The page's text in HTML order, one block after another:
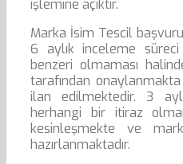
işlemine açıktır.
Marka İsim Tescil
6 aylık inceleme süreci
benzeri olmaması
tarafından
ilan edilmektedir. 3
herhangi bir itiraz
kesinleşmekte ve
hazırlanmaktadır.